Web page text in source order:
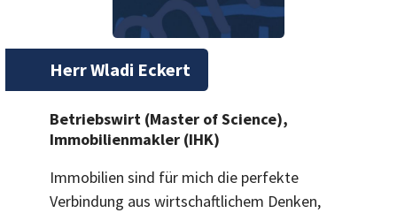
Herr Wladi Eckert
Betriebswirt (Master of Science),
Immobilienmakler (IHK)
Immobilien sind für mich die perfekte
Verbindung aus wirtschaftlichem Denken,